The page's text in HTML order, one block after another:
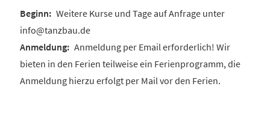
Weitere Kurse und Tage auf Anfrage unter
info@tanzbau.de
Anmeldung per Email erforderlich! Wir
bieten in den Ferien teilweise ein Ferienprogramm, die
Anmeldung hierzu erfolgt per Mail vor den Ferien.